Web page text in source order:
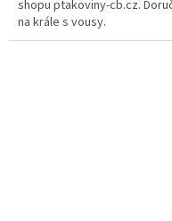
shopu ptakoviny-cb.cz.
na krále s vousy.